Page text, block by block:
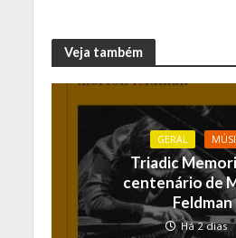
Veja também
GERAL
Triadic
centenário de
Feldman
Há 2 dias